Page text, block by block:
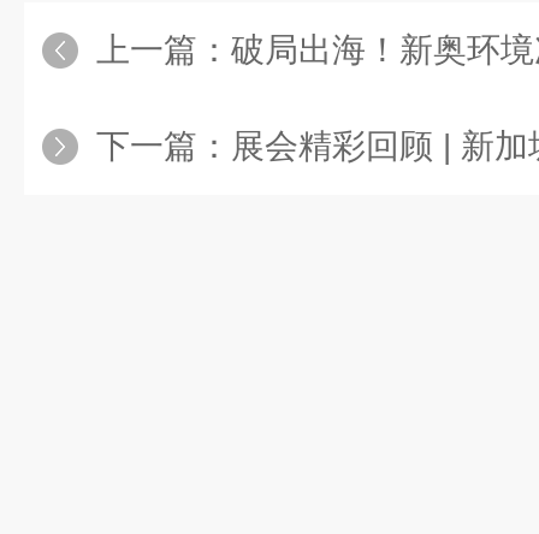
上一篇： 破局出海！新奥环境次氯酸钠发生器
下一篇： 展会精彩回顾 | 新加